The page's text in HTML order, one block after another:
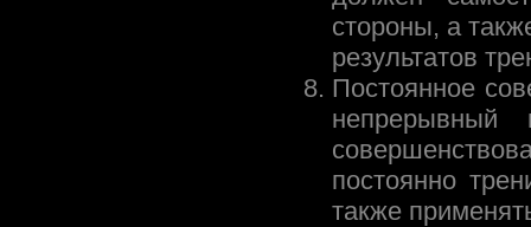
стороны, а
результатов
Постоянное
непрерывный
постоянно
также